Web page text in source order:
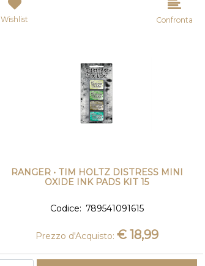
Wishlist Confronta
RANGER • TIM HOLTZ DISTRESS MINI
OXIDE INK PADS KIT 15
Codice: 789541091615
Prezzo d'Acquisto: € 18,99